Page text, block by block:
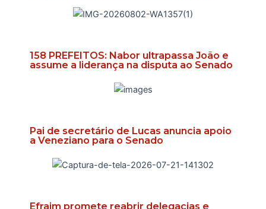
158 PREFEITOS: Nabor ultrapassa João e
assume a liderança na disputa ao Senado
Pai de secretário de Lucas anuncia apoio
a Veneziano para o Senado
Efraim promete reabrir delegacias e